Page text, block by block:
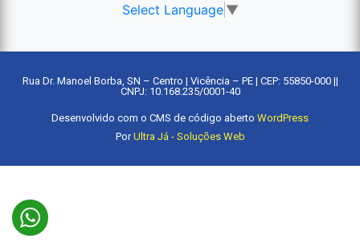
Select Language ▼
Rua Dr. Manoel Borba, SN – Centro | Vicência – PE | CEP: 55850-000 ||
CNPJ: 10.168.235/0001-40
Desenvolvido com o CMS de código aberto WordPress
PorUltra Já - Soluções Web